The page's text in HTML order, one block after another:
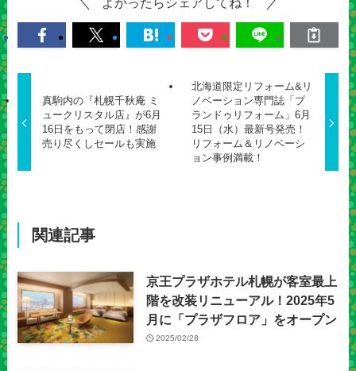
真駒内の『札幌千秋庵 ミ
ュークリスタル店』が6月
16日をもって閉店！感謝
売り尽くしセールも実施
北海道限定リフォーム&リ
ノベーション専門誌「プ
ランドゥリフォーム」6月
15日（水）最新号発売！
リフォーム＆リノベーシ
ョン事例満載！
関連記事
京王プラザホテル札幌が客室最上
階を改装リニューアル！2025年5
月に「プラザフロア」をオープン
2025/02/28